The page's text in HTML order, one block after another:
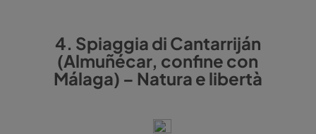
4. Spiaggia di Cantarriján
(Almuñécar, confine con
Málaga) – Natura e libertà